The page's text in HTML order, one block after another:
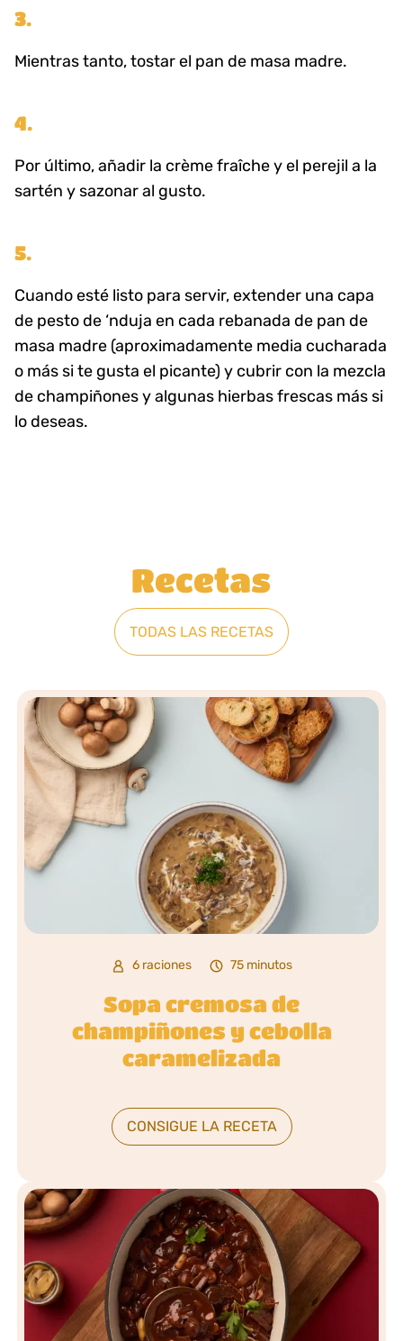
3.
Mientras tanto, tostar el pan de masa madre.
4.
Por último, añadir la crème fraîche y el perejil a la
sartén y sazonar al gusto.
5.
Cuando esté listo para servir, extender una capa
de pesto de ‘nduja en cada rebanada de pan de
masa madre (aproximadamente media cucharada
o más si te gusta el picante) y cubrir con la mezcla
de champiñones y algunas hierbas frescas más si
lo deseas.
Recetas
TODAS LAS RECETAS
6 raciones 75 minutos
Sopa cremosa de
champiñones y cebolla
caramelizada
CONSIGUE LA RECETA